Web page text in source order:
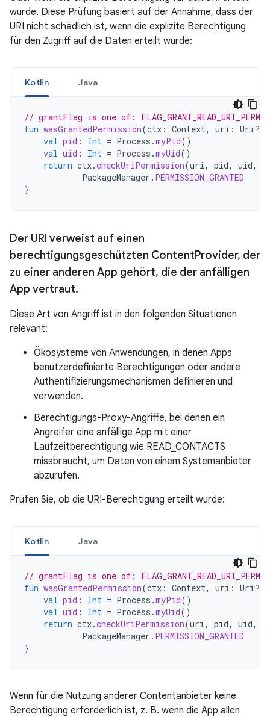
wurde. Diese Prüfung basiert auf der Annahme, dass der
URI nicht schädlich ist, wenn die explizite Berechtigung
für den Zugriff auf die Daten erteilt wurde:
Kotlin Java
// grantFlag is one of:
fun wasGrantedPermission(ctx : Context, uri : Uri?,
val pid : Int = Process .myPid()
val uid : Int = Process .myUid()
return ctx.checkUriPermission(uri, pid, uid,
PackageManager . PERMISSION_GRANTED
}
Der URI verweist auf einen
berechtigungsgeschützten ContentProvider, der
zu einer anderen App gehört, die der anfälligen
App vertraut.
Diese Art von Angriff ist in den folgenden Situationen
relevant:
Ökosysteme von Anwendungen, in denen Apps
benutzerdefinierte Berechtigungen oder andere
Authentifizierungsmechanismen definieren und
verwenden.
Berechtigungs-Proxy-Angriffe, bei denen ein
Angreifer eine anfällige App mit einer
Laufzeitberechtigung wie READ_CONTACTS
missbraucht, um Daten von einem Systemanbieter
abzurufen.
Prüfen Sie, ob die URI-Berechtigung erteilt wurde:
Kotlin Java
// grantFlag is one of:
fun wasGrantedPermission(ctx : Context, uri : Uri?,
val pid : Int = Process .myPid()
val uid : Int = Process .myUid()
return ctx.checkUriPermission(uri, pid, uid,
PackageManager . PERMISSION_GRANTED
}
Wenn für die Nutzung anderer Contentanbieter keine
Berechtigung erforderlich ist, z. B. wenn die App allen